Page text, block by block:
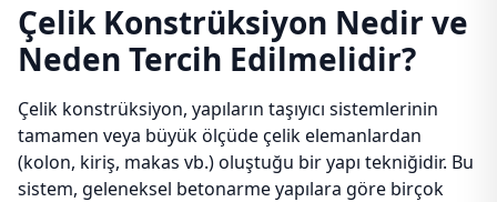
Çelik Konstrüksiyon Nedir ve
Neden Tercih Edilmelidir?
Çelik konstrüksiyon, yapıların taşıyıcı sistemlerinin
tamamen veya büyük ölçüde çelik elemanlardan
(kolon, kiriş, makas vb.) oluştuğu bir yapı tekniğidir. Bu
sistem, geleneksel betonarme yapılara göre birçok